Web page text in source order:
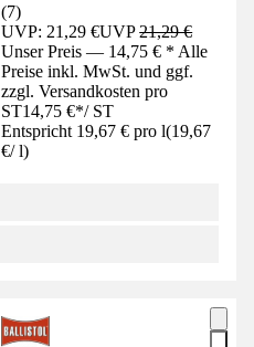
(7)
UVP: 21,29 €UVP21,29 €
Unser Preis — 14,75 € * Alle
Preise inkl. MwSt. und ggf.
zzgl. Versandkosten pro
ST14,75 €*/ ST
Entspricht 19,67 € pro l(19,67
€/ l)